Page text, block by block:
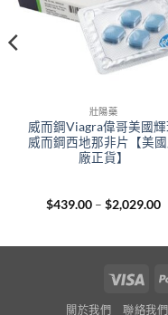
壯陽藥
威而鋼Viagra偉哥美國輝
威而鋼西地那非片【美
廠正貨】
$439.00 – $2,029.00
Visa
關於我們 聯絡我們